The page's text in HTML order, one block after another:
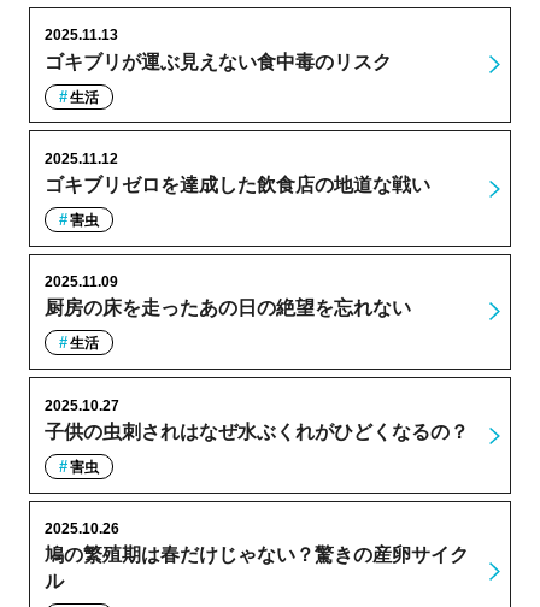
ゴキブリが運ぶ見えない食中毒のリスク
2025.11.13
生活
ゴキブリゼロを達成した飲食店の地道な戦い
2025.11.12
害虫
厨房の床を走ったあの日の絶望を忘れない
2025.11.09
生活
子供の虫刺されはなぜ水ぶくれがひどくなるの？
2025.10.27
害虫
鳩の繁殖期は春だけじゃない？驚きの産卵サイク
ル
2025.10.26